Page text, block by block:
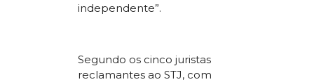
independente”.
Segundo os cinco juristas
reclamantes ao STJ, com